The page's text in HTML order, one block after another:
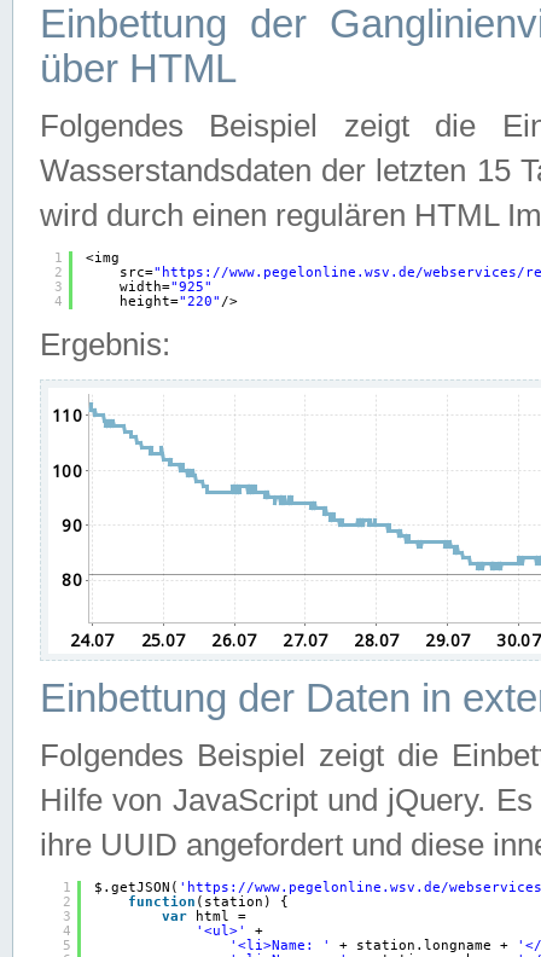
Einbettung der
über HTML
Folgendes Beispiel zeigt die
Wasserstandsdaten der letzten 15
wird durch einen regulären HTML
1
2
3
4
<img
src=" https://www.pegelonline.wsv.de/webservices/
width="925"
height="220" />
Ergebnis:
Einbettung der Daten in
Folgendes Beispiel zeigt die
Hilfe von JavaScript und jQuery.
ihre UUID angefordert und diese
1
2
3
4
5
$.getJSON( ' https://www.pegelonline.wsv.de/
function (station) {
var
html =
'<ul>'
+
'<li>Name: '
+ station.longname +